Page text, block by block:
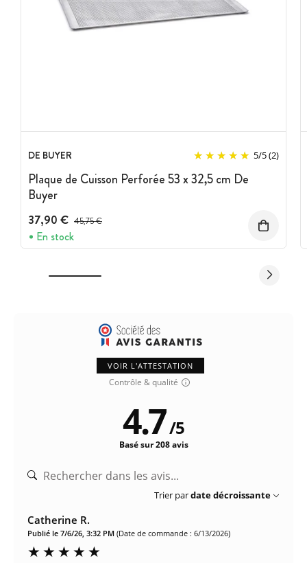
DE BUYER 5/5(2)
Plaque de Cuisson Perforée 53 x 32,5 cm De
Buyer
37,90 € Prix avant réduction :
45,75 €
En stock
VOIR L'ATTESTATION
Contrôle & qualité
4.7/5
Basé sur 208 avis
Trier pardate décroissante
Catherine R.
Publié le 7/6/26, 3:32 PM (Date de commande : 6/13/2026)